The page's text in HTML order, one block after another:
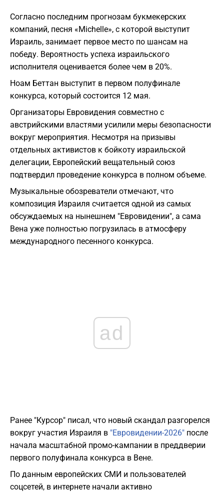
Согласно последним прогнозам букмекерских
компаний, песня «Michelle», с которой выступит
Израиль, занимает первое место по шансам на
победу. Вероятность успеха израильского
исполнителя оценивается более чем в 20%.
Ноам Беттан выступит в первом полуфинале
конкурса, который состоится 12 мая.
Организаторы Евровидения совместно с
австрийскими властями усилили меры безопасности
вокруг мероприятия. Несмотря на призывы
отдельных активистов к бойкоту израильской
делегации, Европейский вещательный союз
подтвердил проведение конкурса в полном объеме.
Музыкальные обозреватели отмечают, что
композиция Израиля считается одной из самых
обсуждаемых на нынешнем "Евровидении", а сама
Вена уже полностью погрузилась в атмосферу
международного песенного конкурса.
ad
Ранее "Курсор" писал, что новый скандал разгорелся
вокруг участия Израиля в "Евровидении-2026" после
начала масштабной промо-кампании в преддверии
первого полуфинала конкурса в Вене.
По данным европейских СМИ и пользователей
соцсетей, в интернете начали активно